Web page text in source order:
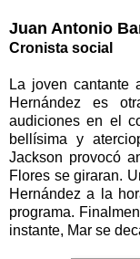
Juan Antonio
Cronista social
La joven cantante
Hernández es
audiciones en el
bellísima y
Jackson provocó
Flores se giraran.
Hernández a la
programa.
instante, Mar se